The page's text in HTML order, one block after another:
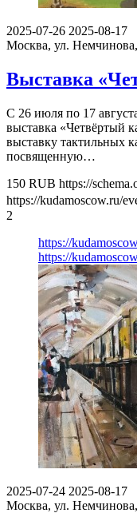
2025-07-26 2025-08-17
Москва, ул.
Выставка
С 26 июля по 17
выставка «Четвёртый
выставку тактильных
посвященную…
150 RUB https://
https://kudamoscow.ru/
2
https://
https://
2025-07-24 2025-08-17
Москва, ул.